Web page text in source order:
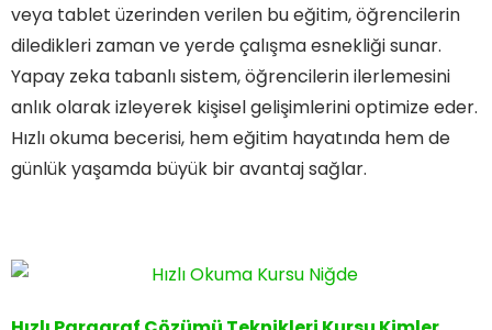
veya tablet üzerinden verilen bu eğitim, öğrencilerin
diledikleri zaman ve yerde çalışma esnekliği sunar.
Yapay zeka tabanlı sistem, öğrencilerin ilerlemesini
anlık olarak izleyerek kişisel gelişimlerini optimize eder.
Hızlı okuma becerisi, hem eğitim hayatında hem de
günlük yaşamda büyük bir avantaj sağlar.